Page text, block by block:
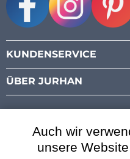
KUNDENSERVICE
ÜBER JURHAN
Auch wir
unsere